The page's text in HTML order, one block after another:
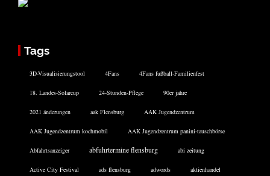
Tags
3D-Visualisierungstool 4Fans 4Fans fußball-Familienfest
18. Landes-Solarcup 24-Stunden-Pflege 90er jahre
2021 änderungen aak Flensburg AAK Jugendzentrum
AAK Jugendzentrum kochmobil AAK Jugendzentrum panini-tauschbörse
Abfahrtsanzeiger abfuhrtermine flensburg abi zeitung
Active City Festival ads flensburg adwords aktienhandel